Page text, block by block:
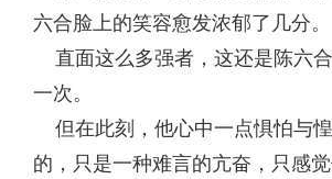
六合脸上的笑容愈发浓郁了几分。
直面这么多强者，这还是陈六
一次。
但在此刻，他心中一点惧怕与
的，只是一种难言的亢奋，只感觉